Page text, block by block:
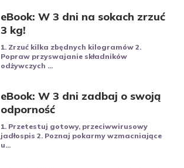
eBook: W 3 dni na sokach zrzuć
3 kg!
1. Zrzuć kilka zbędnych kilogramów 2.
Popraw przyswajanie składników
odżywczych ...
eBook: W 3 dni zadbaj o swoją
odporność
1. Przetestuj gotowy, przeciwwirusowy
jadłospis 2. Poznaj pokarmy wzmacniające
u...